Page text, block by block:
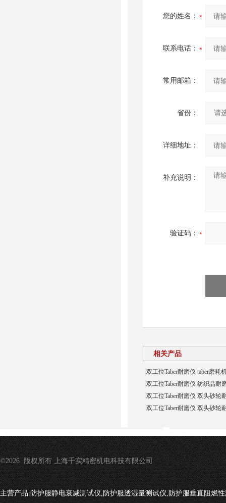
您的姓名：
联系电话：
常用邮箱：
省份：
详细地址：
补充说明：
验证码：
相关产品
双工位Taber耐磨仪 taber磨耗
双工位Taber耐磨仪 纺织品耐
双工位Taber耐磨仪 双头砂轮
双工位Taber耐磨仪 双头砂轮
©2026 版权所有 上海千实精密机电科技有限公司
主营产品:防护服静电衰减测试仪,防护服透湿量测试仪,防护服垂直阻燃